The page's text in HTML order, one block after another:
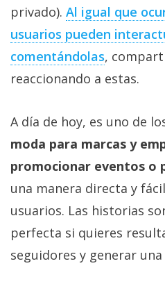
privado). Al igual que
usuarios pueden
comentándolas,
reaccionando a estas.
A día de hoy, es uno de
moda para marcas y
promocionar eventos o
una manera directa y
usuarios. Las historias
perfecta si quieres
seguidores y generar